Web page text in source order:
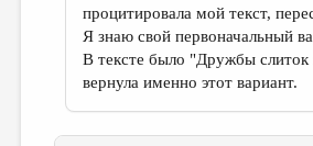
процитировала мой текст,
Я знаю свой первоначальный
В тексте было "Дружбы слиток
вернула именно этот вариант.